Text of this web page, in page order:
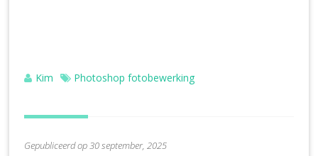
Kim Photoshop fotobewerking
Gepubliceerd op 30 september, 2025